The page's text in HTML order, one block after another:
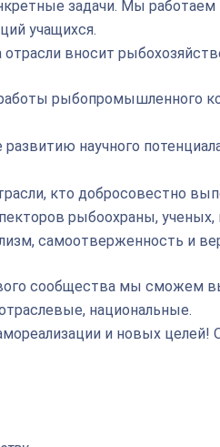
задачи. Мы
учащихся.
вносит
рыбопромышленного
научного
кто добросовестно
рыбоохраны,
самоотверженность и
сообщества мы сможем
национальные.
и новых